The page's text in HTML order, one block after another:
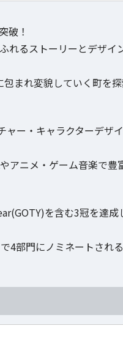
破！
れるストーリーとデザイ
まれ変貌していく町を
ャー・キャラクターデザ
アニメ・ゲーム音楽で豊
を含む3冠を達成
4部門にノミネートされ